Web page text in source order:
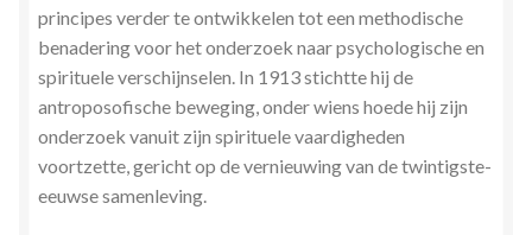
principes verder te ontwikkelen tot een methodische
benadering voor het onderzoek naar psychologische en
spirituele verschijnselen. In 1913 stichtte hij de
antroposofische beweging, onder wiens hoede hij zijn
onderzoek vanuit zijn spirituele vaardigheden
voortzette, gericht op de vernieuwing van de twintigste-
eeuwse samenleving.